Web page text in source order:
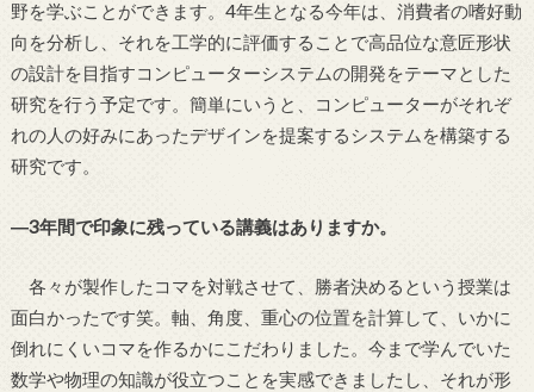
野を学ぶことができます。4年生となる今年は、消費者の嗜好動
向を分析し、それを工学的に評価することで高品位な意匠形状
の設計を目指すコンピューターシステムの開発をテーマとした
研究を行う予定です。簡単にいうと、コンピューターがそれぞ
れの人の好みにあったデザインを提案するシステムを構築する
研究です。
―3年間で印象に残っている講義はありますか。
各々が製作したコマを対戦させて、勝者決めるという授業は
面白かったです笑。軸、角度、重心の位置を計算して、いかに
倒れにくいコマを作るかにこだわりました。今まで学んでいた
数学や物理の知識が役立つことを実感できましたし、それが形